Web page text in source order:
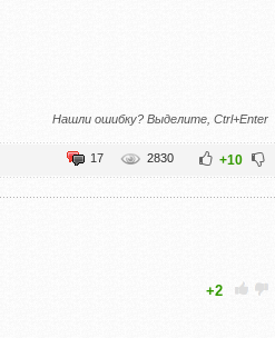
Нашли ошибку? Выделите, Ctrl+Enter
+10
2830
17
+2